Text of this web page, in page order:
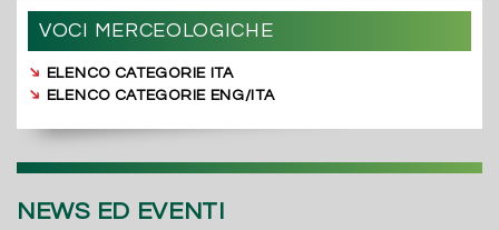
VOCI MERCEOLOGICHE
➔ ELENCO CATEGORIE ITA
➔ ELENCO CATEGORIE ENG/ITA
NEWS ED EVENTI